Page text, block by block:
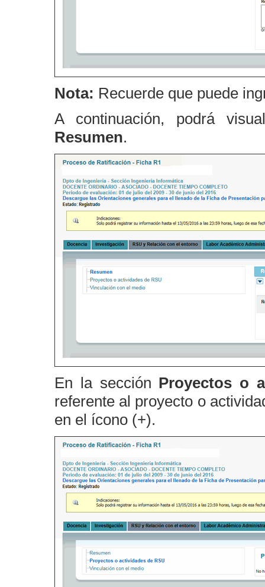
Nota: Recuerde que puede
A continuación, podrá
Resumen.
En la sección Proyectos o
referente al proyecto o
en el ícono (+).